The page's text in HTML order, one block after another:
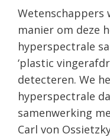
Wetenschappers
manier om deze
hyperspectrale
‘plastic
detecteren. We
hyperspectrale
samenwerking
Carl von